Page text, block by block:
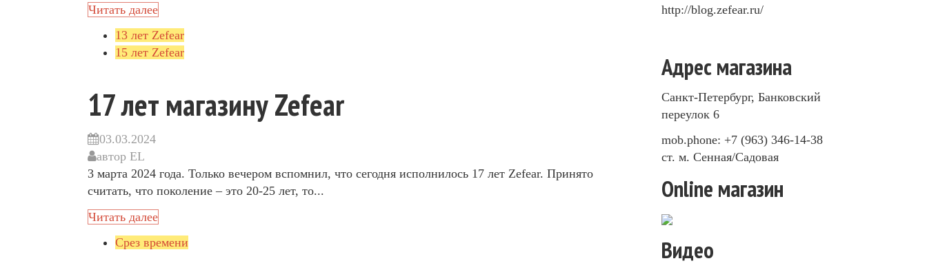
Читать далее
13 лет Zefear
15 лет Zefear
17 лет магазину Zefear
03.03.2024
автор EL
3 марта 2024 года. Только вечером вспомнил, что сегодня исполнилось 17 лет Zefear. Принято
считать, что поколение – это 20-25 лет, то...
Читать далее
Срез времени
http://blog.zefear.ru/
Адрес магазина
Санкт-Петербург, Банковский
переулок 6
mob.phone: +7 (963) 346-14-38
ст. м. Сенная/Садовая
Online магазин
Видео